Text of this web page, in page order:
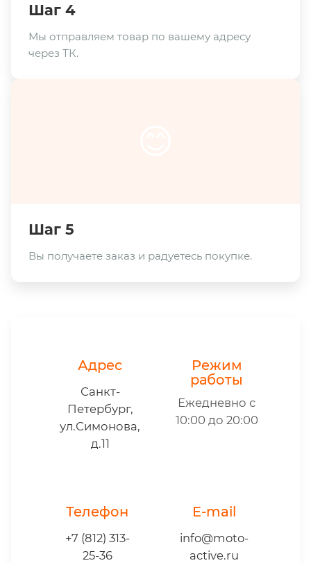
Шаг 4
Мы отправляем товар по вашему адресу
через ТК.
Шаг 5
Вы получаете заказ и радуетесь покупке.
Адрес
Санкт-
Петербург,
ул.Симонова,
д.11
Режим
работы
Ежедневно с
10:00 до 20:00
Телефон
+7 (812) 313-
25-36
E-mail
info@moto-
active.ru